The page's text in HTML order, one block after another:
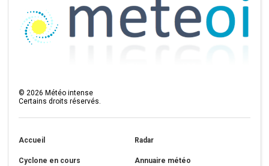
©2026 Météo intense
Certains droits réservés.
Accueil Radar
Cyclone en cours Annuaire météo